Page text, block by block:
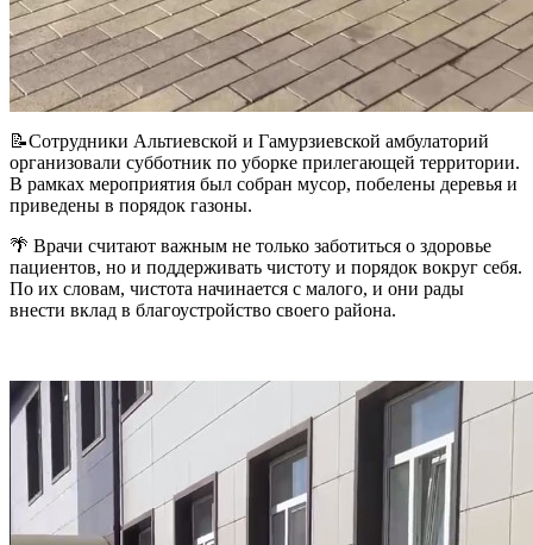
📝Сотрудники Альтиевской и Гамурзиевской амбулаторий
организовали субботник по уборке прилегающей территории.
В рамках мероприятия был собран мусор, побелены деревья и
приведены в порядок газоны.
🌴 Врачи считают важным не только заботиться о здоровье
пациентов, но и поддерживать чистоту и порядок вокруг себя.
По их словам, чистота начинается с малого, и они рады
внести вклад в благоустройство своего района.